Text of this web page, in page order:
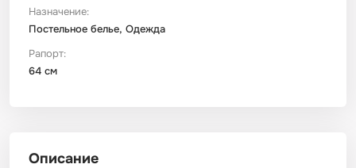
Назначение:
Постельное белье, Одежда
Рапорт:
64 см
Описание